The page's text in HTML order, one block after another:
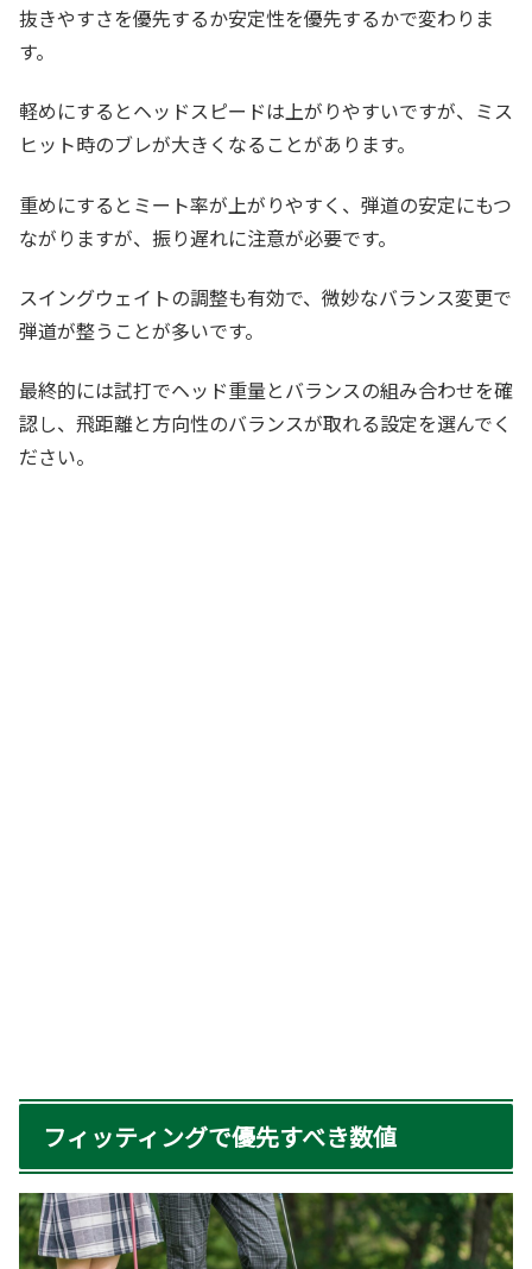
抜きやすさを優先するか安定性を優先するかで変わりま
す。
軽めにするとヘッドスピードは上がりやすいですが、ミス
ヒット時のブレが大きくなることがあります。
重めにするとミート率が上がりやすく、弾道の安定にもつ
ながりますが、振り遅れに注意が必要です。
スイングウェイトの調整も有効で、微妙なバランス変更で
弾道が整うことが多いです。
最終的には試打でヘッド重量とバランスの組み合わせを確
認し、飛距離と方向性のバランスが取れる設定を選んでく
ださい。
フィッティングで優先すべき数値